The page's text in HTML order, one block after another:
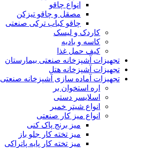
انواع چاقو
مصقل و چاقو تیزکن
چاقو کباب ترکی صنعتی
کاردک و لیسک
کاسه و بادیه
کیف حمل غذا
تجهیزات آشپزخانه صنعتی بیمارستان
تجهیزات آشپزخانه هتل
تجهیزات آماده سازی آشپزخانه صنعتی
اره استخوان بر
اسلایسر دستی
انواع شیتر خمیر
انواع میز کار صنعتی
میز برنج پاک کنی
میز تخته کار جلو باز
میز تخته کار پایه پاتراکی